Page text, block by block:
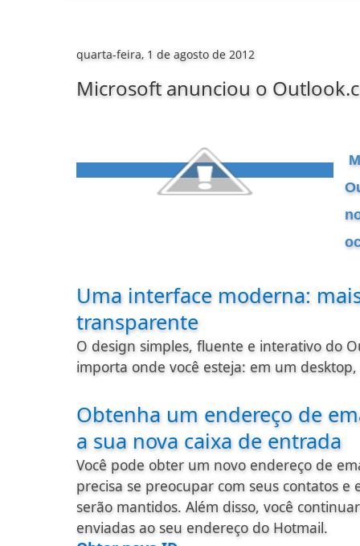
quarta-feira, 1 de agosto de 2012
Microsoft anunciou o
Uma interface moderna:
transparente
O design simples, fluente e interativo do
importa onde você esteja: em um
Obtenha um endereço de
a sua nova caixa de entrada
Você pode obter um novo endereço de
precisa se preocupar com seus contatos e
serão mantidos. Além disso, você
enviadas ao seu endereço do Hotmail.